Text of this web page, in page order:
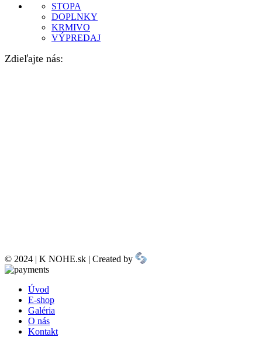
STOPA
DOPLNKY
KRMIVO
VÝPREDAJ
Zdieľajte nás:
© 2024 | K NOHE.sk | Created by
Úvod
E-shop
Galéria
O nás
Kontakt